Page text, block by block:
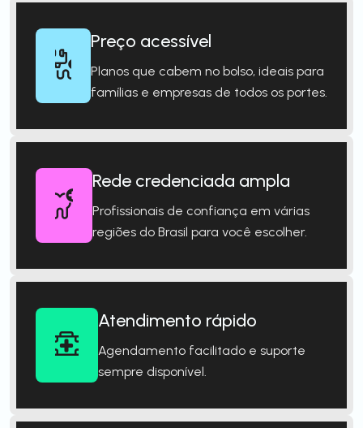
Preço acessível
Planos que cabem no bolso, ideais para
famílias e empresas de todos os portes.
Rede credenciada ampla
Profissionais de confiança em várias
regiões do Brasil para você escolher.
Atendimento rápido
Agendamento facilitado e suporte
sempre disponível.